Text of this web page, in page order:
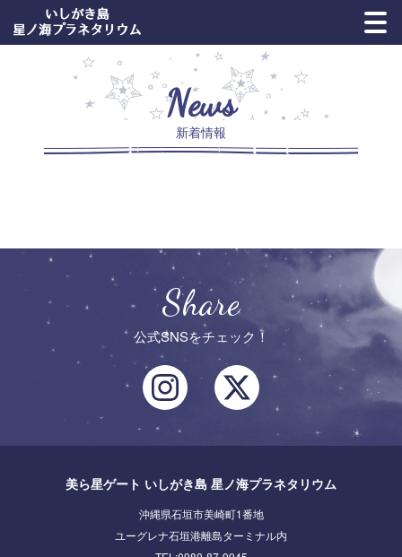
News
新着情報
Share
公式SNSをチェック！
美ら星ゲート いしがき島 星ノ海プラネタリウム
沖縄県石垣市美崎町1番地
ユーグレナ石垣港離島ターミナル内